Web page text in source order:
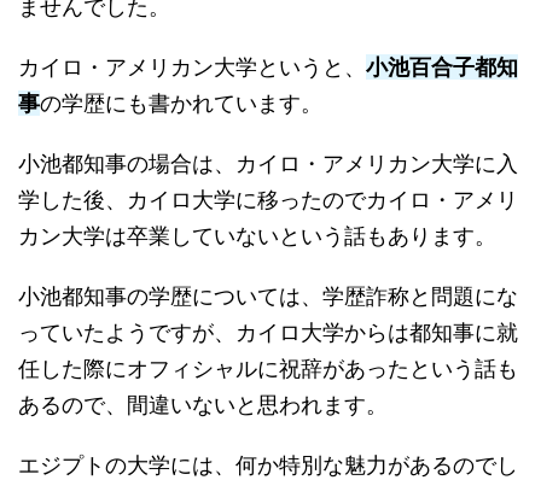
ませんでした。
カイロ・アメリカン大学というと、 小池百合子都知
事の学歴にも書かれています。
小池都知事の場合は、カイロ・アメリカン大学に入
学した後、カイロ大学に移ったのでカイロ・アメリ
カン大学は卒業していないという話もあります。
小池都知事の学歴については、学歴詐称と問題にな
っていたようですが、カイロ大学からは都知事に就
任した際にオフィシャルに祝辞があったという話も
あるので、間違いないと思われます。
エジプトの大学には、何か特別な魅力があるのでし